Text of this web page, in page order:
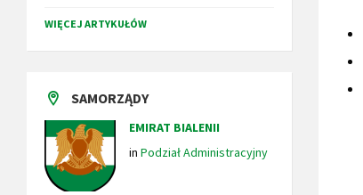
WIĘCEJ ARTYKUŁÓW
SAMORZĄDY
EMIRAT BIALENII
in Podział Administracyjny